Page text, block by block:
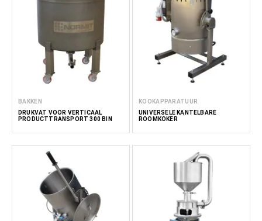
BAKKEN
DRUKVAT VOOR VERTICAAL
PRODUCTTRANSPORT 300 BIN
KOOKAPPARATUUR
UNIVERSELE KANTELBARE
ROOMKOKER